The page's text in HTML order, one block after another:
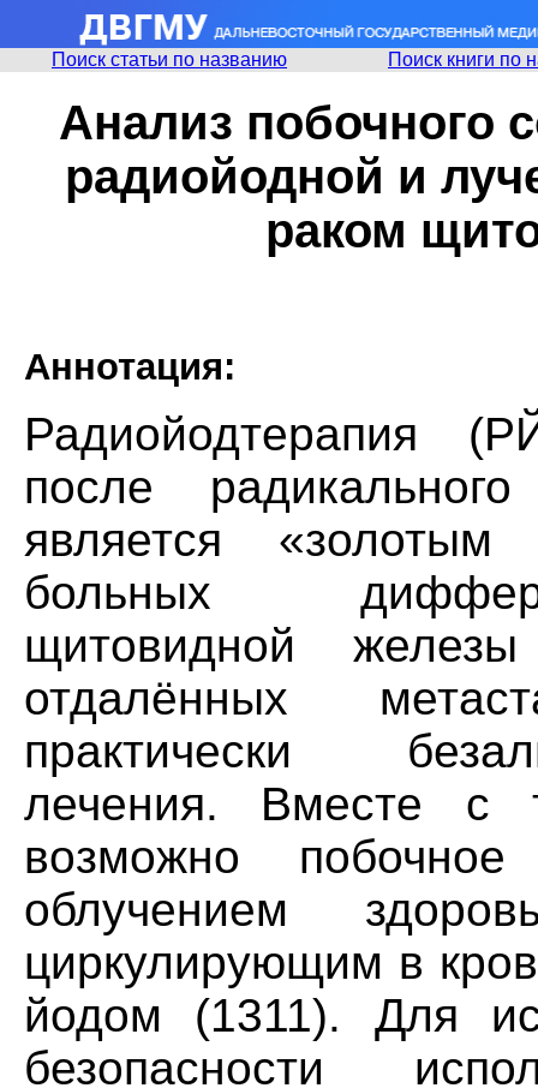
Поиск статьи по названию Поиск книги по
Анализ побочного
радиойодной и
раком
Аннотация:
Радиойодтерапия
после
является
больных
щитовидной
отдалённых
практически
лечения. Вместе с
возможно
облучением
циркулирующим в
йодом (1311). Для
безопасности